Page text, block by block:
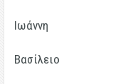
1.
Ιωάννη
2.
Βασίλειο